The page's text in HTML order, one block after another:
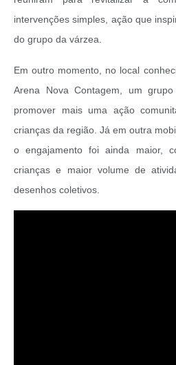
intervenções simples, ação que
do grupo da várzea.
Em outro momento, no local
Arena Nova Contagem, um
promover mais uma ação
crianças da região. Já em outra
o engajamento foi ainda maior,
crianças e maior volume de
desenhos coletivos.